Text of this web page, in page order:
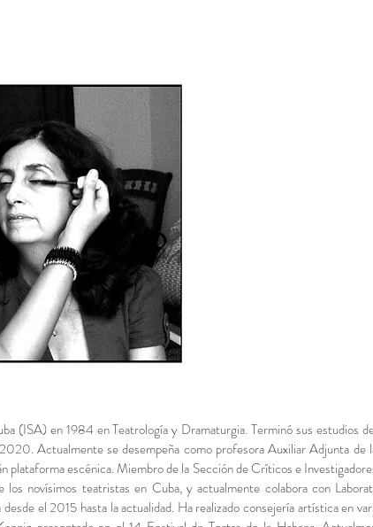
(ISA) en 1984 en Teatrología y Dramaturgia. Terminó sus estudios
Actualmente se desempeña como profesora Auxiliar Adjunta de
plataforma escénica. Miembro de la Sección de Críticos e
los novísimos teatristas en Cuba, y actualmente colabora con
el 2015 hasta la actualidad. Ha realizado consejería artística en